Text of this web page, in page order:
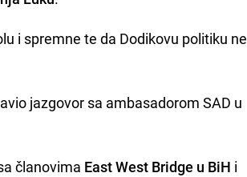
i spremne te da Dodikovu politiku ne
jazgovor sa ambasadorom SAD u
članovima East West Bridge u BiH i